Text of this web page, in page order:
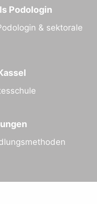
Podologin
& sektorale